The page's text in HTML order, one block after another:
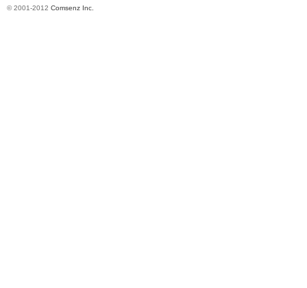
© 2001-2012 Comsenz Inc.